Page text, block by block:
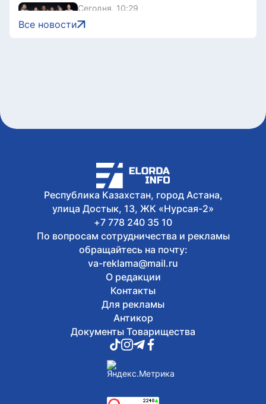
Сегодня, 10:29
Столичные учителя запустили
познавательный челлендж, исполнив
челлендж ко Дню Абая
Сегодня, 09:55
Бейбарыс Ерсеит завоевал золото
чемпионата Азии по тяжелой атлетике
U17
Все новости
Республика Казахстан, город Астана,
улица Достык, 13, ЖК «Нурсая-2»
+7 778 240 35 10
По вопросам сотрудничества и рекламы
обращайтесь на почту:
va-reklama@mail.ru
О редакции
Контакты
Для рекламы
Антикор
Документы Товарищества